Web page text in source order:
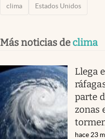
clima Estados Unidos
Más noticias de clima
Llega
parte
zonas
hace 23